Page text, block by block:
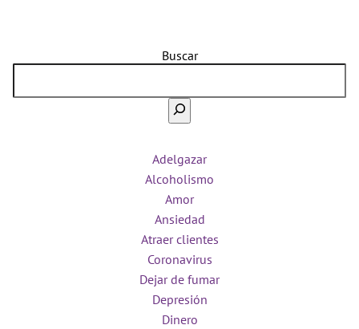
Buscar
Adelgazar
Alcoholismo
Amor
Ansiedad
Atraer clientes
Coronavirus
Dejar de fumar
Depresión
Dinero